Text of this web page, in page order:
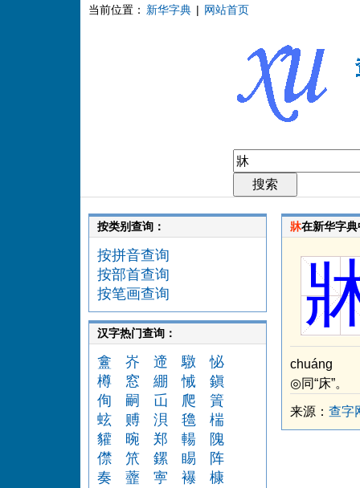
当前位置： 新华字典 | 网站首页
按类别查询：
按拼音查询
按部首查询
按笔画查询
汉字热门查询：
盫 岕 遆 驐
怭
樽
窓 綳 悈
鎭
侚
嗣 屲 爬
篢
蚿
赙 浿 氌
椯
貛
晼 郑 輰
隗
僸
笊 鏍 睗
阵
奏
虀 寕 襮
槺
牀在新华字
chuáng
◎同“床”。
来源： 查字